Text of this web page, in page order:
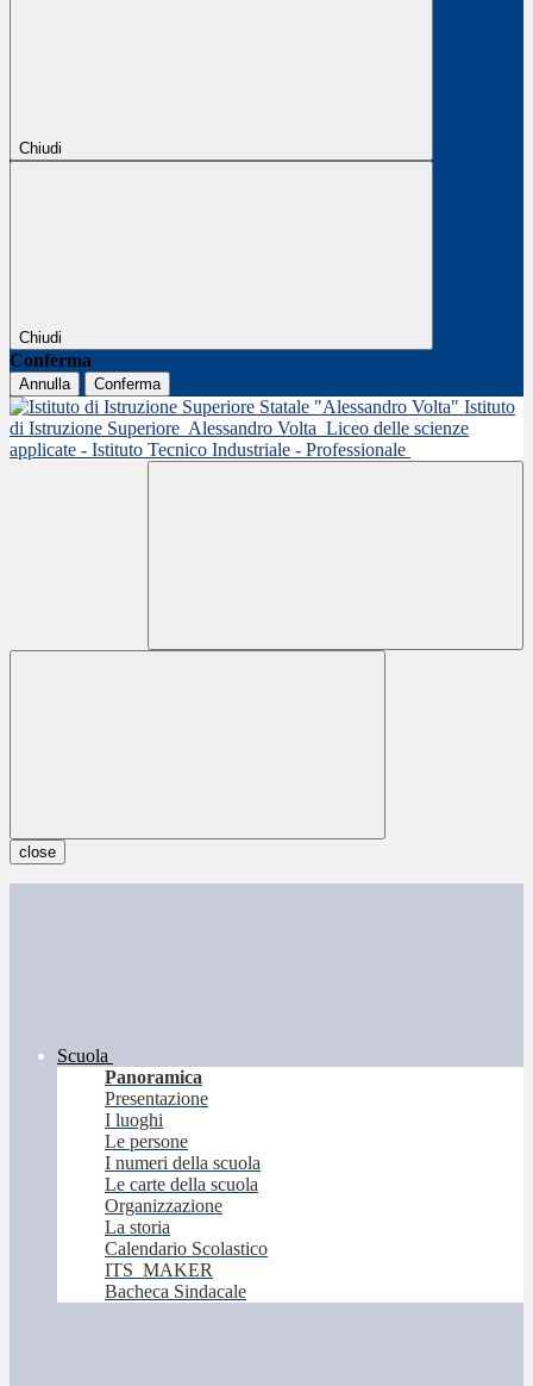
Chiudi
Chiudi
Conferma
Annulla Conferma
Istituto
di Istruzione Superiore Alessandro Volta Liceo delle scienze
applicate - Istituto Tecnico Industriale - Professionale
close
Scuola
Panoramica
Presentazione
I luoghi
Le persone
I numeri della scuola
Le carte della scuola
Organizzazione
La storia
Calendario Scolastico
ITS_MAKER
Bacheca Sindacale